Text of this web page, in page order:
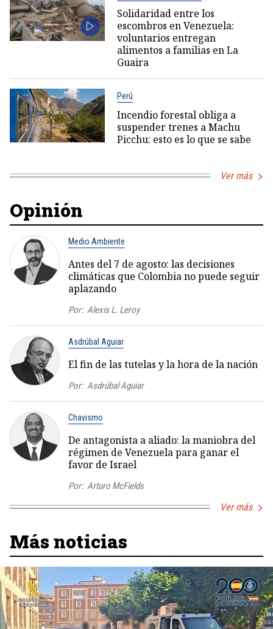
Solidaridad entre los
escombros en Venezuela:
voluntarios entregan
alimentos a familias en La
Guaira
Perú
Incendio forestal obliga a
suspender trenes a Machu
Picchu: esto es lo que se sabe
Ver más
Opinión
Medio Ambiente
Antes del 7 de agosto: las decisiones
climáticas que Colombia no puede seguir
aplazando
Por: Alexis L. Leroy
Asdrúbal Aguiar
El fin de las tutelas y la hora de la nación
Por: Asdrúbal Aguiar
Chavismo
De antagonista a aliado: la maniobra del
régimen de Venezuela para ganar el
favor de Israel
Por: Arturo McFields
Ver más
Más noticias